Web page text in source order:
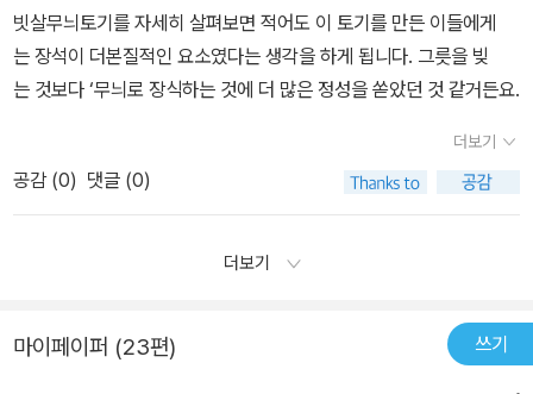
여러 짐승이 합쳐진 악마인데 말이야. 이집트에서는 지평선의 호루스
라는 멋진 이름으로 불렀다고하는구나. 그런데 피라미드와 같은 대형
무덤이 이집트에만 있었던 것은 아니고, 다른 나라에도 있었다고 하
리고 대형 무덤이라고 하면 경주 신라 고분군의 많은 능들을 들 수 있
같이 이야기해주고 있단다. 아무래도 고대 미술 작품을 이야기하다
겠지. 이집트는 신왕국 시대에 와서 전성기를 누리게되는데, 이때 왕
들의 무덤은 왕들의 계곡이라는 곳에 새로 조성했다고 하는구나. 그
을 건설했던 위대한 정복 군주로 기억합니다. 맞는 말이기는 하지만
조금 과장된 부분도 있습니다. 사실 알렉산더가 꺽은 제국은 페르시
아 하나뿐이거든요. 페르시아가 먼저 거대 제국을 건설했고 알렉산더
작품이 전해주는 이야기를 읽어내려면 훈련이 필요합니다. 외국어를
이해하려면 그 언어와 문법과 어휘, 발음을 익혀야 하듯 미술이라는
시각적 언어를 이해하기 위해서도 배우고 익히는 과정이 필요한 거
킨다. 또 하나의 독특한 요소는 한 소단원이 끝날 때마다 나오는 요
약정리 ‘난처하 군의 필기 노트’이다. ‘공부하는’이라는 제목에 맞게
독자들은 한 소단원을 다 읽을 때마다 ‘필기 노트’를 보면서 그 단원에
트처럼 줄이 그어져 있는 공책 형태로 디자인되어 있어, 그냥 미술사
책을 읽는 것이 아니라 강의를 듣고 필기하면서 공부하는 느낌을 더
해준다. 프랑스 라스코 동굴의 황소를 그린 벽화. 약 1만 7천 년 전.
를 지속시키고 지식과 지혜를 축적했기에 생존할 수 있었다고 말한
아남을 수 있게 한, 생존의 비결이라는 것이다. 동굴 벽화는 그 의사소
빗살무늬토기를 자세히 살펴보면 적어도 이 토기를 만든 이들에게
는 장석이 더본질적인 요소였다는 생각을 하게 됩니다. 그릇을 빚
는 것보다 ‘무늬로 장식하는 것에 더 많은 정성을 쏟았던 것 같거든요.
더보기
공감 (0) 댓글 (0)
더보기
마이페이퍼 (23편) 쓰기